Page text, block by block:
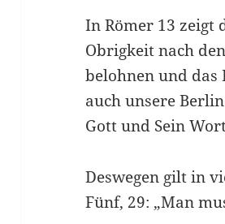
In Römer 13 zeigt
Obrigkeit nach
belohnen und das
auch unsere
Gott und Sein
Deswegen gilt in
Fünf, 29: „Man